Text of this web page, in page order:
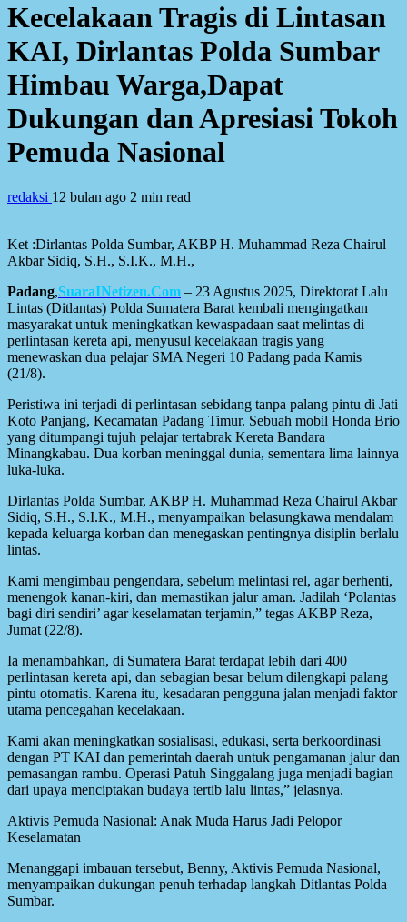
Kecelakaan Tragis di Lintasan
KAI, Dirlantas Polda Sumbar
Himbau Warga,Dapat
Dukungan dan Apresiasi Tokoh
Pemuda Nasional
redaksi 12 bulan ago 2 min read
Ket :Dirlantas Polda Sumbar, AKBP H. Muhammad Reza Chairul
Akbar Sidiq, S.H., S.I.K., M.H.,
Padang,SuaraINetizen.Com – 23 Agustus 2025, Direktorat Lalu
Lintas (Ditlantas) Polda Sumatera Barat kembali mengingatkan
masyarakat untuk meningkatkan kewaspadaan saat melintas di
perlintasan kereta api, menyusul kecelakaan tragis yang
menewaskan dua pelajar SMA Negeri 10 Padang pada Kamis
(21/8).
Peristiwa ini terjadi di perlintasan sebidang tanpa palang pintu di Jati
Koto Panjang, Kecamatan Padang Timur. Sebuah mobil Honda Brio
yang ditumpangi tujuh pelajar tertabrak Kereta Bandara
Minangkabau. Dua korban meninggal dunia, sementara lima lainnya
luka-luka.
Dirlantas Polda Sumbar, AKBP H. Muhammad Reza Chairul Akbar
Sidiq, S.H., S.I.K., M.H., menyampaikan belasungkawa mendalam
kepada keluarga korban dan menegaskan pentingnya disiplin berlalu
lintas.
Kami mengimbau pengendara, sebelum melintasi rel, agar berhenti,
menengok kanan-kiri, dan memastikan jalur aman. Jadilah ‘Polantas
bagi diri sendiri’ agar keselamatan terjamin,” tegas AKBP Reza,
Jumat (22/8).
Ia menambahkan, di Sumatera Barat terdapat lebih dari 400
perlintasan kereta api, dan sebagian besar belum dilengkapi palang
pintu otomatis. Karena itu, kesadaran pengguna jalan menjadi faktor
utama pencegahan kecelakaan.
Kami akan meningkatkan sosialisasi, edukasi, serta berkoordinasi
dengan PT KAI dan pemerintah daerah untuk pengamanan jalur dan
pemasangan rambu. Operasi Patuh Singgalang juga menjadi bagian
dari upaya menciptakan budaya tertib lalu lintas,” jelasnya.
Aktivis Pemuda Nasional: Anak Muda Harus Jadi Pelopor
Keselamatan
Menanggapi imbauan tersebut, Benny, Aktivis Pemuda Nasional,
menyampaikan dukungan penuh terhadap langkah Ditlantas Polda
Sumbar.